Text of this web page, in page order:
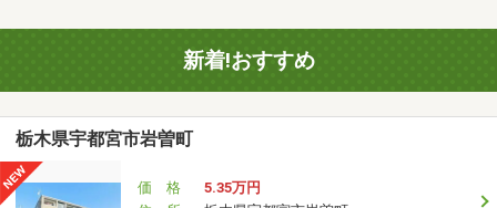
新着!おすすめ
栃木県宇都宮市岩曽町
価 格
5.35万円